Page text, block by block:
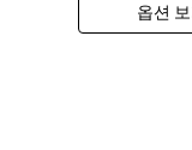
옵션